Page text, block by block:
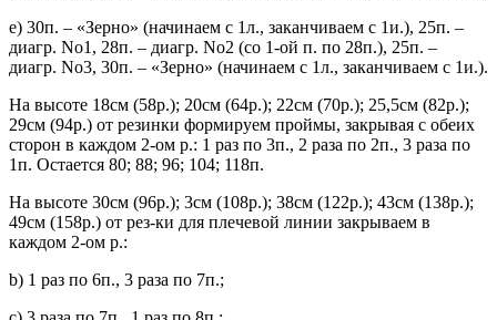
е) 30п. – «Зерно» (начинаем c 1л., заканчиваем с 1и.), 25п. –
диагр. No1, 28п. – диагр. No2 (со 1-ой п. по 28п.), 25п. –
диагр. No3, 30п. – «Зерно» (начинаем с 1л., заканчиваем с 1и.).
На высоте 18см (58р.); 20см (64р.); 22см (70р.); 25,5см (82р.);
29см (94р.) от резинки формируем проймы, закрывая с обеих
сторон в каждом 2-ом р.: 1 раз по 3п., 2 раза по 2п., 3 раза по
1п. Остается 80; 88; 96; 104; 118п.
На высоте 30см (96р.); 3см (108р.); 38см (122р.); 43см (138р.);
49см (158р.) от рез-ки для плечевой линии закрываем в
каждом 2-ом р.:
b) 1 раз по 6п., 3 раза по 7п.;